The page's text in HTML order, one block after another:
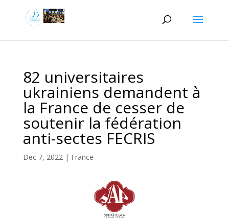
82 universitaires
ukrainiens demandent à
la France de cesser de
soutenir la fédération
anti-sectes FECRIS
Dec 7, 2022| France